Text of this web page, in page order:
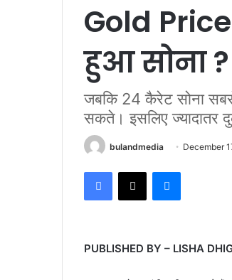
Gold
हुआ सोना ?
जबकि 24 कैरेट सोना
सकते। इसलिए ज्यादातर
bulandmedia December
Facebook
X Messenger
PUBLISHED BY – LISHA